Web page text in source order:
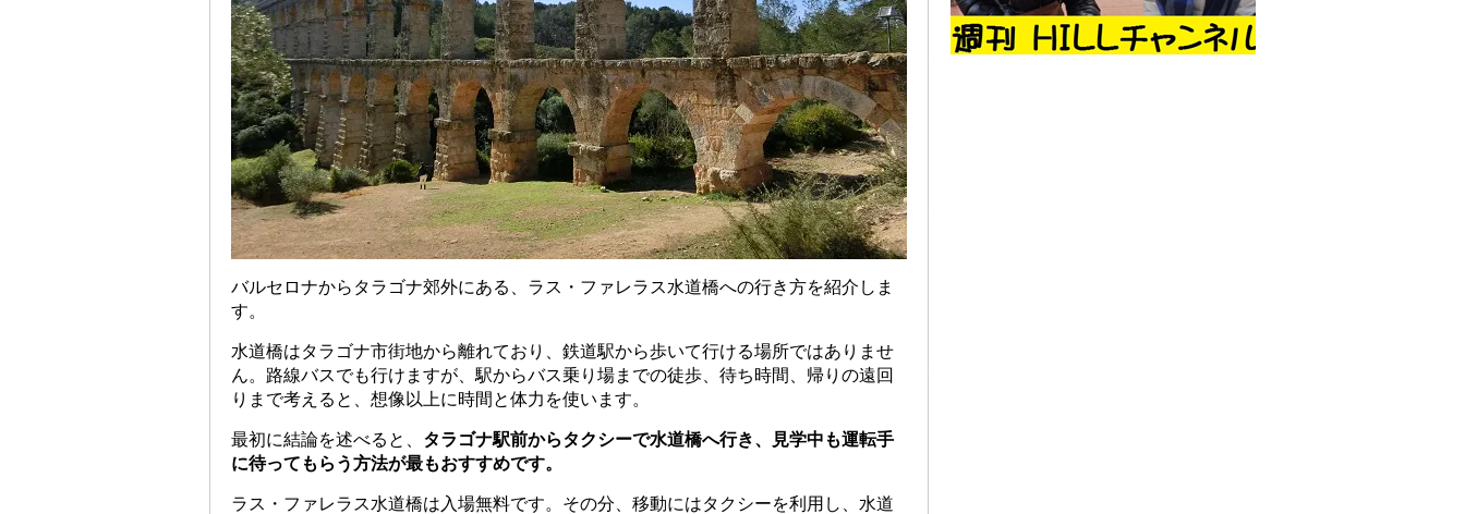
バルセロナからタラゴナ郊外にある、ラス・ファレラス水道橋への行き方を紹介しま
す。
水道橋はタラゴナ市街地から離れており、鉄道駅から歩いて行ける場所ではありませ
ん。路線バスでも行けますが、駅からバス乗り場までの徒歩、待ち時間、帰りの遠回
りまで考えると、想像以上に時間と体力を使います。
最初に結論を述べると、 タラゴナ駅前からタクシーで水道橋へ行き、見学中も運転手
に待ってもらう方法が最もおすすめです。
ラス・ファレラス水道橋は入場無料です。その分、移動にはタクシーを利用し、水道